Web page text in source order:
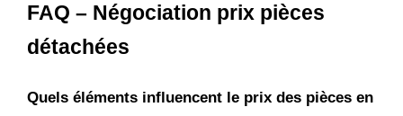
FAQ – Négociation prix pièces
détachées
Quels éléments influencent le prix des pièces en